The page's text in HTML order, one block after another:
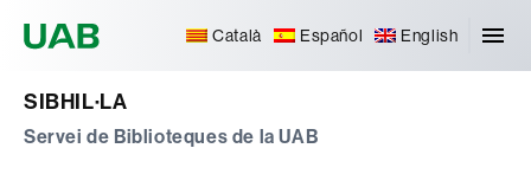
Català Español English
SIBHIL·LA
Servei de Biblioteques de la UAB